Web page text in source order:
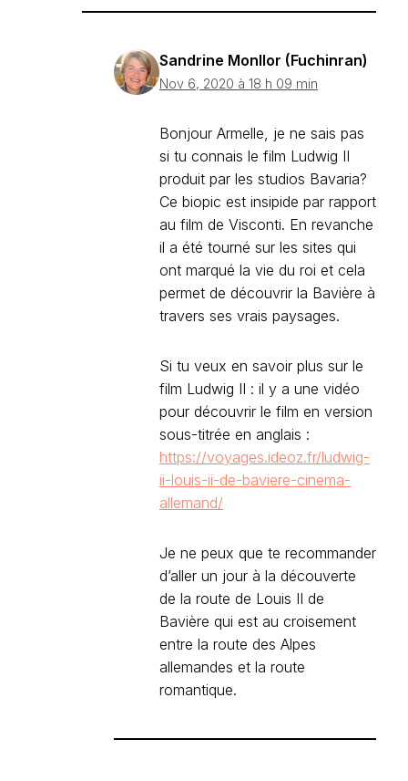
Sandrine Monllor (Fuchinran)
Nov 6, 2020 à 18 h 09 min
Bonjour Armelle, je ne sais pas
si tu connais le film Ludwig II
produit par les studios Bavaria?
Ce biopic est insipide par rapport
au film de Visconti. En revanche
il a été tourné sur les sites qui
ont marqué la vie du roi et cela
permet de découvrir la Bavière à
travers ses vrais paysages.
Si tu veux en savoir plus sur le
film Ludwig II : il y a une vidéo
pour découvrir le film en version
sous-titrée en anglais :
https://voyages.ideoz.fr/ludwig-
ii-louis-ii-de-baviere-cinema-
allemand/
Je ne peux que te recommander
d’aller un jour à la découverte
de la route de Louis II de
Bavière qui est au croisement
entre la route des Alpes
allemandes et la route
romantique.